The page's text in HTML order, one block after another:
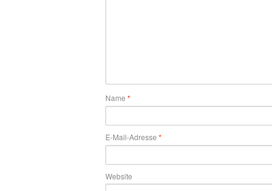
Name *
E-Mail-Adresse *
Website